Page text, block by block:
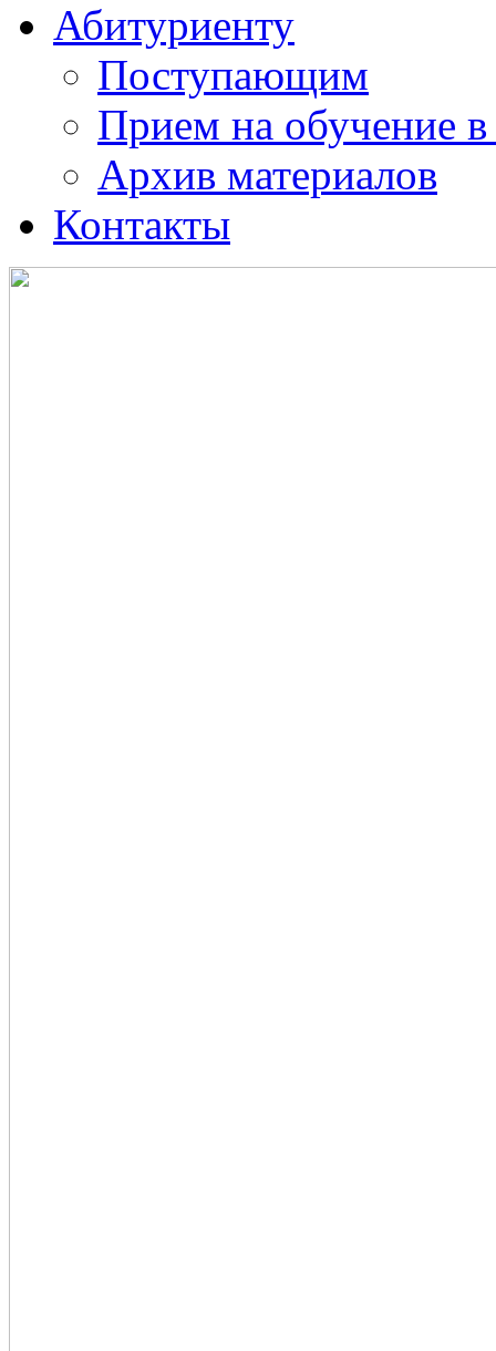
Абитуриенту
Поступающим
Прием на обучение в
Архив материалов
Контакты